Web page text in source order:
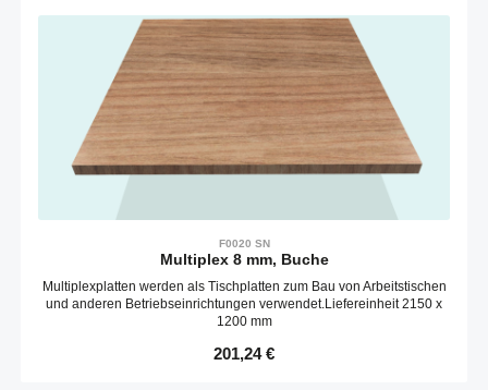
F0020 SN
Multiplex 8 mm, Buche
Multiplexplatten werden als Tischplatten zum Bau von Arbeitstischen
und anderen Betriebseinrichtungen verwendet.Liefereinheit 2150 x
1200 mm
Regulärer Preis:
201,24 €